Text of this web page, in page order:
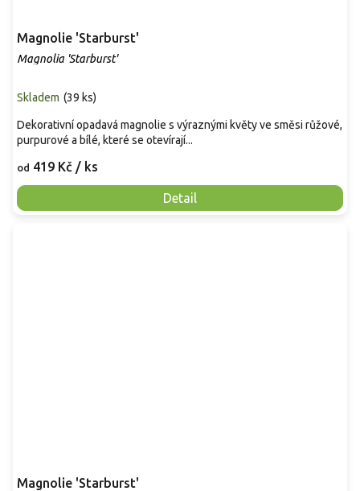
Magnolie 'Starburst'
Magnolia 'Starburst'
Skladem (39 ks)
od 419 Kč / ks
Detail
Dekorativní opadavá magnolie s výraznými květy ve směsi růžové,
purpurové a bílé, které se otevírají...
Magnolie 'Starburst'